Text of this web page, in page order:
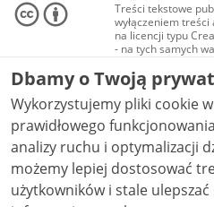
Treści tekstowe
wyłączeniem
na licencji typu
- na tych samych
Materiały
audio i wideo, są
Creative
niekomercyjne -
NC-ND 4.0), o ile
Dbamy o Twoją
Wykorzystujemy pliki cookie
prawidłowego
analizy ruchu i optymalizacji
możemy lepiej dostosować
użytkowników i stale ulepszać nasze